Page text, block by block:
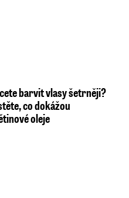
barvit vlasy šetrněji?
co dokážou
oleje